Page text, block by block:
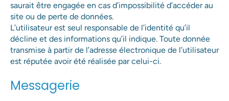
saurait être engagée en cas d’impossibilité d’accéder au
site ou de perte de données.
L’utilisateur est seul responsable de l’identité qu’il
décline et des informations qu’il indique. Toute donnée
transmise à partir de l’adresse électronique de l’utilisateur
est réputée avoir été réalisée par celui-ci.
Messagerie